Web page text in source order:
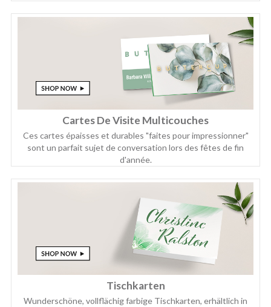
Cartes De Visite Multicouches
Ces cartes épaisses et durables "faites pour impressionner"
sont un parfait sujet de conversation lors des fêtes de fin
d'année.
Tischkarten
Wunderschöne, vollflächig farbige Tischkarten, erhältlich in